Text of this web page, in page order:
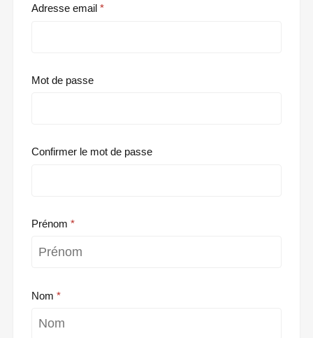
Adresse email
Mot de passe
Confirmer le mot de passe
Prénom
Nom